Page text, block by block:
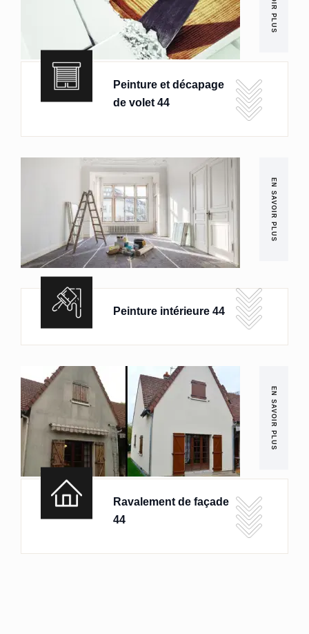
Peinture et décapage
de volet 44
EN SAVOIR PLUS
Peinture intérieure 44
EN SAVOIR PLUS
Ravalement de façade
44